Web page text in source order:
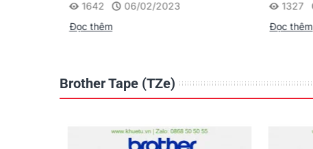
Dòng máy in ống
1642
06/02/2023
Đọc thêm
1327
Đọc thêm
Brother Tape (TZe)